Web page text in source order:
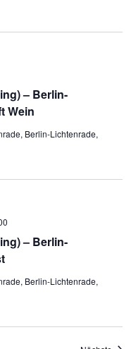
– Berlin-
Wein
Berlin-Lichtenrade,
– Berlin-
Berlin-Lichtenrade,